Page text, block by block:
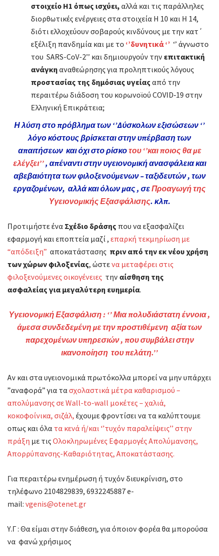
στοιχείο Η1 όπως ισχύει, αλλά και τις παράλληλες
διορθωτικές ενέργειες στα στοιχεία Η 10 και Η 14,
διότι ελλοχεύουν σοβαρούς κινδύνους με την κατ΄
εξέλιξη πανδημία και με το ‘’δυνητικά ‘’ ‘’ άγνωστο
του SARS-CoV-2’’ και δημιουργούν την επιτακτική
ανάγκη αναθεώρησης για προληπτικούς λόγους
προστασίας της δημόσιας υγείας από την
περαιτέρω διάδοση του κορωνοϊού COVID‐19 στην
Ελληνική Επικράτεια;
Η λύση στο πρόβλημα των ‘’Δύσκολων εξισώσεων ‘’
λόγο κόστους βρίσκεται στην υπέρβαση των
απαιτήσεων και όχι στο ρίσκοτου ‘’και ποιος θα με
ελέγξει’’, απέναντι στην υγειονομική ανασφάλεια και
αβεβαιότητα των φιλοξενούμενων – ταξιδευτών , των
εργαζομένων, αλλά και όλων μας , σεΠροαγωγή της
Υγειονομικής Εξασφάλισης. κλπ.
Προτιμήστε ένα Σχέδιο δράσης που να εξασφαλίζει
εφαρμογή και εποπτεία μαζί , επαρκή τεκμηρίωση με
“απόδειξη” αποκατάστασης πριν από την εκ νέου χρήση
των χώρων φιλοξενίας, ώστενα μεταφέρει στις
φιλοξενούμενες οικογένειες την αίσθηση της
ασφαλείας για μεγαλύτερη ευημερία.
Υγειονομική Εξασφάλιση : ‘’ Μια πολυδιάστατη έννοια ,
άμεσα συνδεδεμένη με την προστιθέμενη αξία των
παρεχομένων υπηρεσιών , που συμβάλει στην
ικανοποίηση του πελάτη.’’
Αν και στα υγειονομικά πρωτόκολλα μπορεί να μην υπάρχει
”αναφορά” για τα σχολαστικά μέτρα καθαρισμού –
απολύμανσης σε Wall-to-wall μοκέτες – χαλιά,
κοκοφοίνικα, σιζάλ, έχουμε φροντίσει να τα καλύπτουμε
οπως και όλα τα κενά ή/και ‘’τυχόν παραλείψεις’’ στην
πράξη με τιςΟλοκληρωμένες Εφαρμογές Απολύμανσης,
Απορρύπανσης-Καθαριότητας, Αποκατάστασης.
Για περαιτέρω ενημέρωση ή τυχόν διευκρίνιση, στο
τηλέφωνο 2104829839, 6932245887 e-
mail: vgenis@otenet.gr
Υ.Γ : Θα είμαι στην διάθεση, για όποιον φορέα θα μπορούσα
να φανώ χρήσιμος